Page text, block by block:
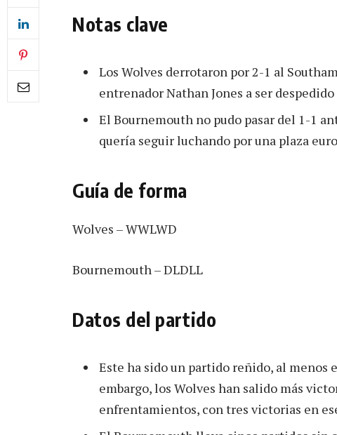
Notas clave
Los Wolves derrotaron por 2-1 al
entrenador Nathan Jones a ser
El Bournemouth no pudo pasar del 1-1
quería seguir luchando por una plaza
Guía de forma
Wolves – WWLWD
Bournemouth – DLDLL
Datos del partido
Este ha sido un partido reñido, al
embargo, los Wolves han salido más
enfrentamientos, con tres victorias en